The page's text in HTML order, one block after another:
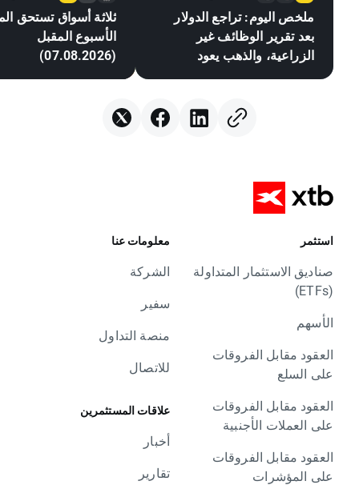
ملخص اليوم: تراجع الدولار
بعد تقرير الوظائف غير
الزراعية، والذهب يعود
ثلاثة أسواق تستحق
الأسبوع المقبل
(07.08.2026)
استثمر
صناديق الاستثمار المتداولة
(ETFs)
الأسهم
العقود مقابل الفروقات
على السلع
العقود مقابل الفروقات
على العملات الأجنبية
العقود مقابل الفروقات
على المؤشرات
معلومات عنا
الشركة
سفير
منصة التداول
للاتصال
علاقات المستثمرين
أخبار
تقارير